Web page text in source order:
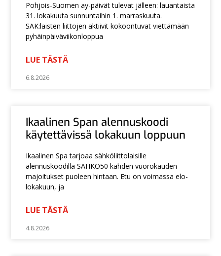
Pohjois-Suomen ay-päivät tulevat jälleen: lauantaista
31. lokakuuta sunnuntaihin 1. marraskuuta.
SAK:laisten liittojen aktiivit kokoontuvat viettämään
pyhäinpäiväviikonloppua
LUE TÄSTÄ
6.8.2026
Ikaalinen Span alennuskoodi
käytettävissä lokakuun loppuun
Ikaalinen Spa tarjoaa sähköliittolaisille
alennuskoodilla SAHKO50 kahden vuorokauden
majoitukset puoleen hintaan. Etu on voimassa elo-
lokakuun, ja
LUE TÄSTÄ
4.8.2026